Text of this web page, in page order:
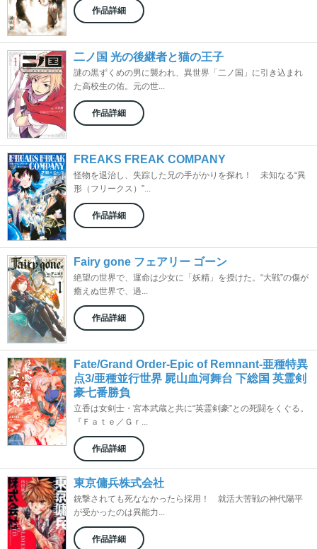
作品詳細
二ノ国 光の後継者と猫の王子
謎の黒ずくめの男に襲われ、異世界「二ノ国」に引き込まれ
た高校生の佑。元の世...
作品詳細
FREAKS FREAK COMPANY
怪物を退治し、失踪した兄の手がかりを探れ！ 未知なる“異
形（フリークス）”...
作品詳細
Fairy gone フェアリー ゴーン
絶望の世界で、運命は少女に「妖精」を授けた。“大戦”の傷が
癒えぬ世界で、過...
作品詳細
Fate/Grand Order-Epic of Remnant-亜種特異
点3/亜種並行世界 屍山血河舞台 下総国 英霊剣
豪七番勝負
立香は女剣士・宮本武蔵と共に“英霊剣豪”との死闘をくぐる。
『Ｆａｔｅ／Ｇｒ...
作品詳細
東京傭兵株式会社
銃撃されても死ななかったら採用！ 就活大苦戦の神代陽平
が受かったのは異能力...
作品詳細